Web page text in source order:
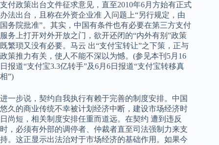
支付政策出台文件征求意见，直至2010年6月方始有正式
办法出台，且称在外资企业准 入问题上“另行规定，由
国务院批准”。其实，中国有条件也有必要在第三方支付
服务上打开对外开放之门，欲开还闭的“内外有别”政策
既繁琐又没有必要。马云 出“支付宝转让”之下策，正与
政策推力有关，使人不能不深以为憾。(参见本刊5月16
日报道“支付宝3.3亿转手”及6月6日报道“支付宝转移真
相”)
进一步说，契约自我执行有赖于完善的制度安排。中国
悠久的商业传统不幸被计划经济中断，建设市场经济时
日尚短，相关制度安排任重而道远。在契约 遭到违反
时，必须有外部的调停者、仲裁者直至司法强制力来支
持。这正显示出法治对于市场经济的基础作用。如果今